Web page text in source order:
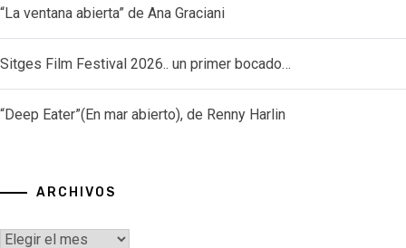
“La ventana abierta” de Ana Graciani
Sitges Film Festival 2026.. un primer bocado…
“Deep Eater”(En mar abierto), de Renny Harlin
ARCHIVOS
Archivos